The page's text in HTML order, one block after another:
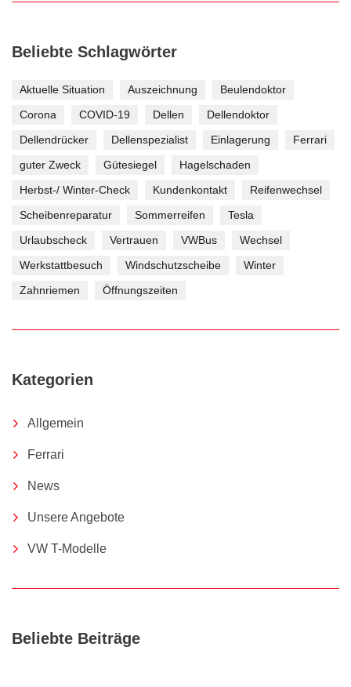
Beliebte Schlagwörter
Aktuelle Situation Auszeichnung
Beulendoktor
Corona
COVID-19 Dellen
Dellendoktor
Dellendrücker
Dellenspezialist Einlagerung
Ferrari
guter Zweck
Gütesiegel
Hagelschaden
Herbst-/ Winter-Check
Kundenkontakt
Reifenwechsel
Scheibenreparatur
Sommerreifen
Tesla
Urlaubscheck
Vertrauen VWBus
Wechsel
Werkstattbesuch
Windschutzscheibe
Winter
Zahnriemen
Öffnungszeiten
Kategorien
Allgemein
Ferrari
News
Unsere Angebote
VW T-Modelle
Beliebte Beiträge